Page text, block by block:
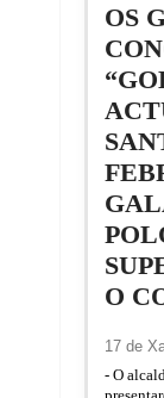
OS
O
17 de
- O